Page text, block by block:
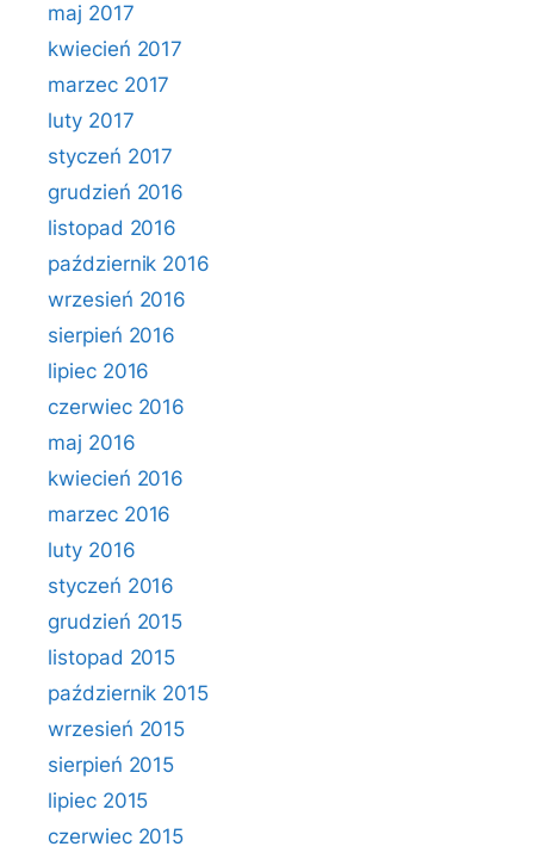
maj 2017
kwiecień 2017
marzec 2017
luty 2017
styczeń 2017
grudzień 2016
listopad 2016
październik 2016
wrzesień 2016
sierpień 2016
lipiec 2016
czerwiec 2016
maj 2016
kwiecień 2016
marzec 2016
luty 2016
styczeń 2016
grudzień 2015
listopad 2015
październik 2015
wrzesień 2015
sierpień 2015
lipiec 2015
czerwiec 2015